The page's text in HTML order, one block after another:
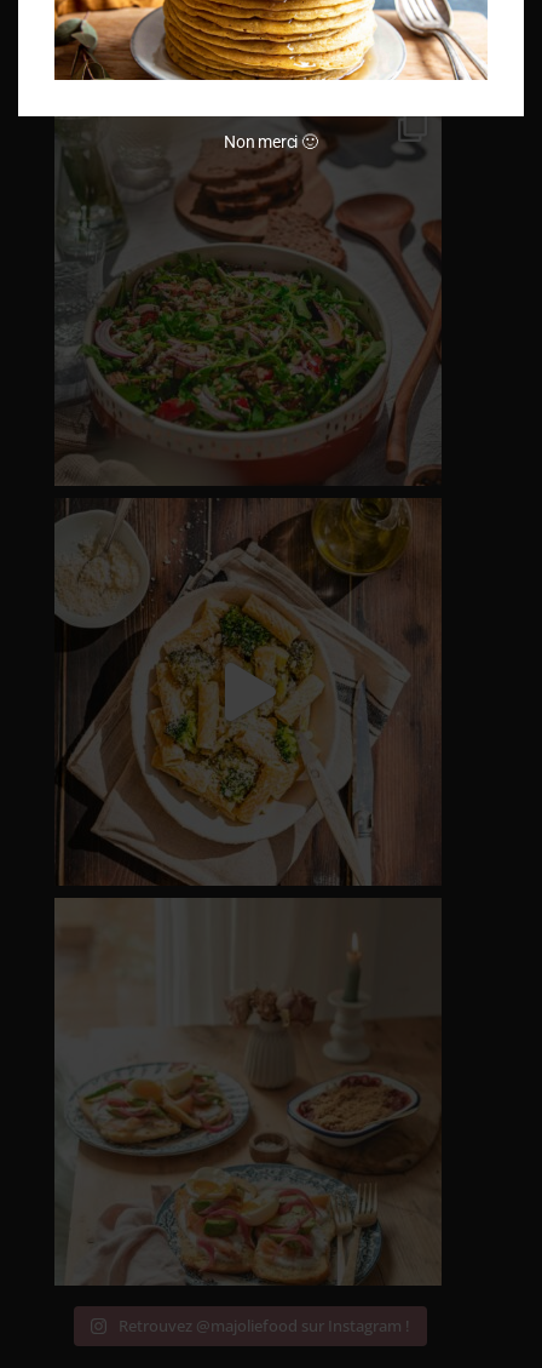
Retrouvez @majoliefood sur Instagram !
Non merci 🙂